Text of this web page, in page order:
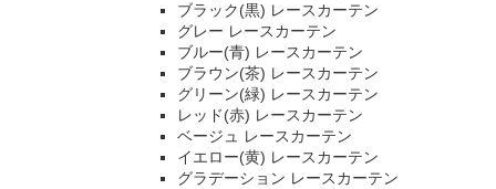
ブラック(黒) レースカーテン
グレー レースカーテン
ブルー(青) レースカーテン
ブラウン(茶) レースカーテン
グリーン(緑) レースカーテン
レッド(赤) レースカーテン
ベージュ レースカーテン
イエロー(黄) レースカーテン
グラデーション レースカーテン